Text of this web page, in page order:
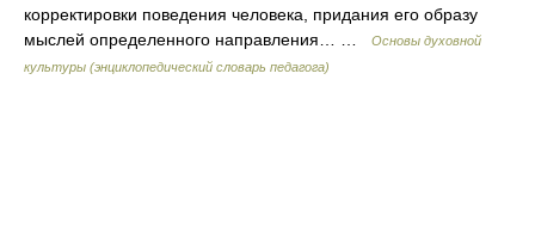
корректировки поведения человека, придания его образу
мыслей определенного направления… …
Основы духовной
культуры (энциклопедический словарь педагога)